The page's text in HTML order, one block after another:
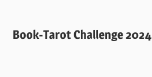
Book-Tarot Challenge 2024